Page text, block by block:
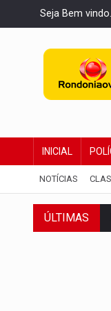
Seja Bem vindo.
INICIAL
NOTÍCIAS
ÚLTIMAS